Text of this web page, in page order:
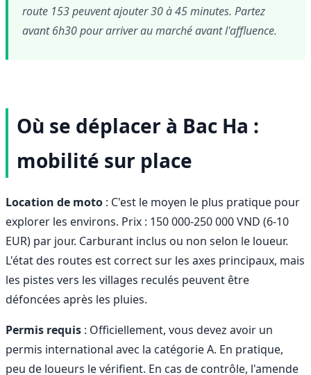
route 153 peuvent ajouter 30 à 45 minutes. Partez
avant 6h30 pour arriver au marché avant l'affluence.
Où se déplacer à Bac Ha :
mobilité sur place
Location de moto : C'est le moyen le plus pratique pour
explorer les environs. Prix : 150 000-250 000 VND (6-10
EUR) par jour. Carburant inclus ou non selon le loueur.
L'état des routes est correct sur les axes principaux, mais
les pistes vers les villages reculés peuvent être
défoncées après les pluies.
Permis requis : Officiellement, vous devez avoir un
permis international avec la catégorie A. En pratique,
peu de loueurs le vérifient. En cas de contrôle, l'amende